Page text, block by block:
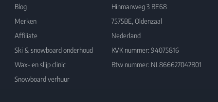
Blog
Merken
Affiliate
Ski & snowboard onderhoud
Wax- en slijp clinic
Snowboard verhuur
Hinmanweg 3 BE68
7575BE, Oldenzaal
Nederland
KVK nummer: 94075816
Btw nummer: NL866627042B01